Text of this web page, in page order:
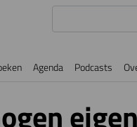
Agenda Podcasts